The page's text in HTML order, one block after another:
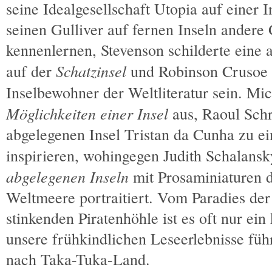
seine Idealgesellschaft Utopia auf einer
seinen Gulliver auf fernen Inseln andere
kennenlernen, Stevenson schilderte eine
auf der Schatzinselund Robinson
Inselbewohner der Weltliteratur sein.
Möglichkeiten einer Inselaus, Raoul
abgelegenen Insel Tristan da Cunha zu
inspirieren, wohingegen Judith
abgelegenen Inseln mit Prosaminiaturen
Weltmeere portraitiert. Vom Paradies
stinkenden Piratenhöhle ist es oft nur
unsere frühkindlichen Leseerlebnisse
nach Taka-Tuka-Land.